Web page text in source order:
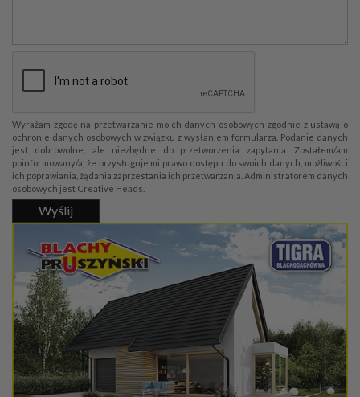
Wyrażam zgodę na przetwarzanie moich danych osobowych zgodnie z ustawą o
ochronie danych osobowych w związku z wysłaniem formularza. Podanie danych
jest dobrowolne, ale niezbędne do przetworzenia zapytania. Zostałem/am
poinformowany/a, że przysługuje mi prawo dostępu do swoich danych, możliwości
ich poprawiania, żądania zaprzestania ich przetwarzania. Administratorem danych
osobowych jest Creative Heads.
Wyślij